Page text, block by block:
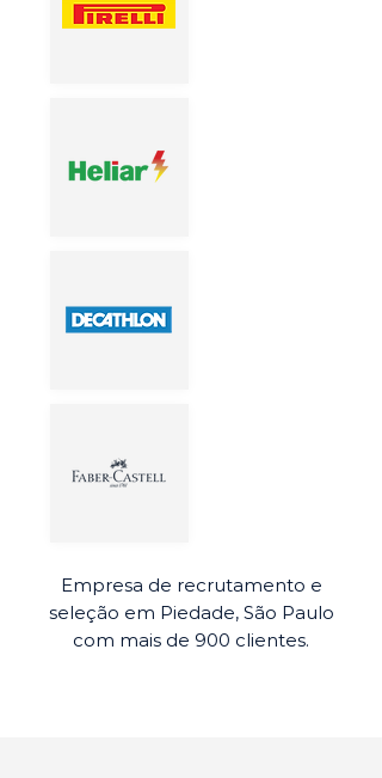
Empresa de recrutamento e
seleção em Piedade, São Paulo
com mais de 900 clientes.